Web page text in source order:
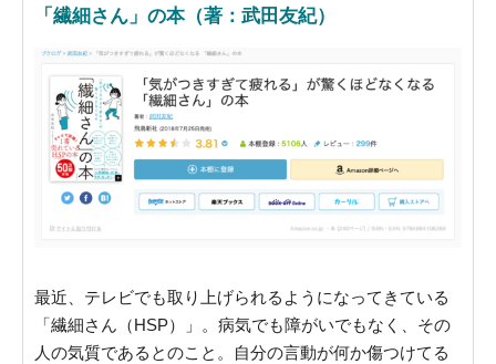
「繊細さん」の本（著：武田友紀）
最近、テレビでも取り上げられるようになってきている
「繊細さん（HSP）」。病気でも障がいでもなく、その
人の気質であるとのこと。自分の言動が何か傷つけてる